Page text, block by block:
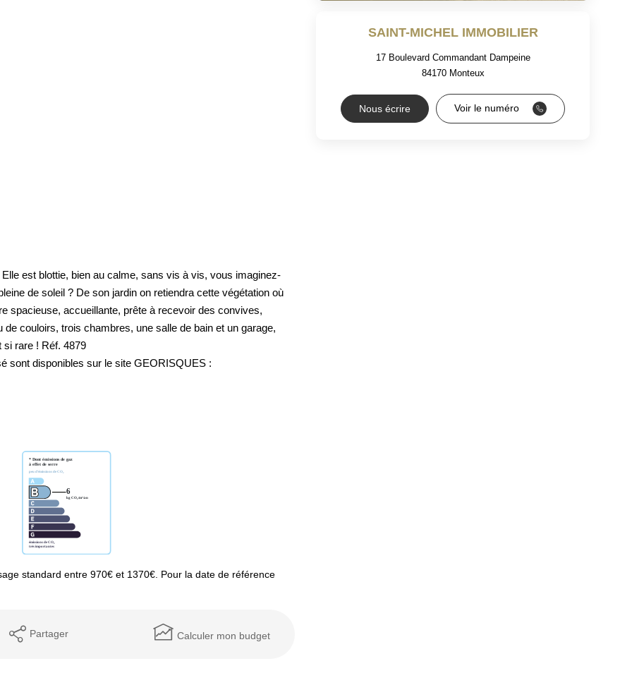
GESTION DES COOKIES
est blottie, bien au calme, sans vis à vis, vous imaginez-
de soleil ? De son jardin on retiendra cette végétation où
spacieuse, accueillante, prête à recevoir des convives,
couloirs, trois chambres, une salle de bain et un garage,
si rare ! Réf. 4879
sont disponibles sur le site GEORISQUES :
standard entre 970€ et 1370€. Pour la date de référence
Partager Calculer mon budget
SAINT-MICHEL IMMOBILIER
17 Boulevard Commandant Dampeine
84170 Monteux
Nous écrire Voir le numéro